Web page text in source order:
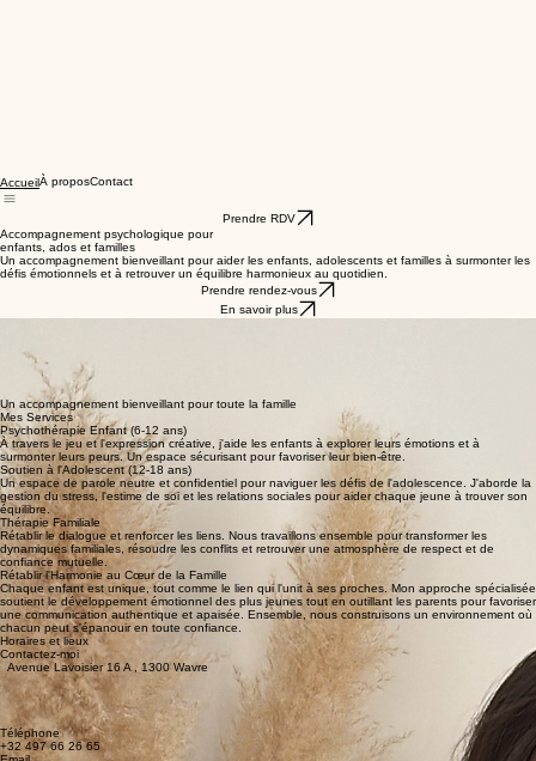
AccueilÀ proposContact
Prendre RDV
Accompagnement psychologique pour
défis émotionnels et à retrouver un équilibre harmonieux au quotidien.
Accompagner l'enfant et sa famille vers l'équilibre
Je propose un soutien psychologique spécialisé pour aider les enfants et adolescents à mieux
gérer leurs émotions et leurs comportements. Mon approche bienveillante vise à renforcer la
communication familiale et le bien-être général, en offrant un cadre sécurisant pour s'exprimer et
s'épanouir ensemble.
Ma mission : Écouter, comprendre et guider chaque famille vers un avenir serein et harmonieux.
Un accompagnement bienveillant pour toute la famille
Mes Services
Psychothérapie Enfant (6-12 ans)
À travers le jeu et l'expression créative, j'aide les enfants à explorer leurs émotions et à
surmonter leurs peurs. Un espace sécurisant pour favoriser leur bien-être.
Soutien à l'Adolescent (12-18 ans)
Un espace de parole neutre et confidentiel pour naviguer les défis de l'adolescence. J'aborde la
gestion du stress, l'estime de soi et les relations sociales pour aider chaque jeune à trouver son
équilibre.
Thérapie Familiale
Rétablir le dialogue et renforcer les liens. Nous travaillons ensemble pour transformer les
dynamiques familiales, résoudre les conflits et retrouver une atmosphère de respect et de
confiance mutuelle.
Rétablir l'Harmonie au Cœur de la Famille
Chaque enfant est unique, tout comme le lien qui l'unit à ses proches. Mon approche spécialisée
soutient le développement émotionnel des plus jeunes tout en outillant les parents pour favoriser
une communication authentique et apaisée. Ensemble, nous construisons un environnement où
chacun peut s'épanouir en toute confiance.
Horaires et lieux
Contactez-moi
Avenue Lavoisier 16 A , 1300 Wavre